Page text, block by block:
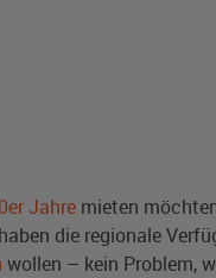
Jahre mieten
die regionale
wollen – kein Problem,